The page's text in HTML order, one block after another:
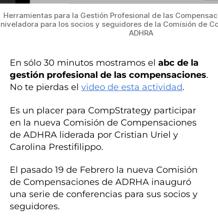
Herramientas para la Gestión Profesional de las
niveladora para los socios y seguidores de la Comisión de
ADHRA
En sólo 30 minutos mostramos el abc de la
gestión profesional de las compensaciones.
No te pierdas el video de esta actividad.
Es un placer para CompStrategy participar
en la nueva Comisión de Compensaciones
de ADHRA liderada por Cristian Uriel y
Carolina Prestifilippo.
El pasado 19 de Febrero la nueva Comisión
de Compensaciones de ADRHA inauguró
una serie de conferencias para sus socios y
seguidores.